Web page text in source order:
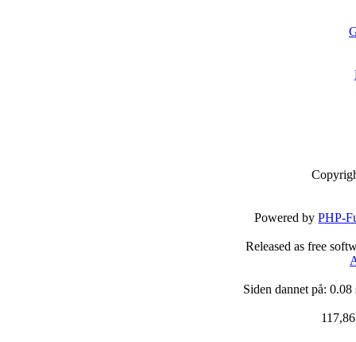
Powered byPHP-
Released as free
Siden dannet på: